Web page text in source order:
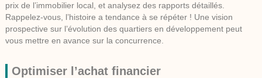
prix de l’immobilier local, et analysez des rapports détaillés.
Rappelez-vous, l’histoire a tendance à se répéter ! Une vision
prospective sur l’évolution des quartiers en développement peut
vous mettre en avance sur la concurrence.
Optimiser l’achat financier